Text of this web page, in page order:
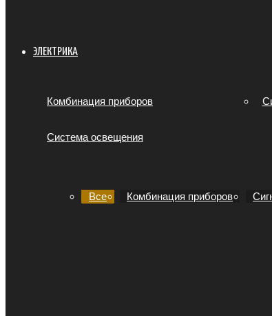
ЭЛЕКТРИКА
Комбинация приборов
Система освещения
Все Комбинация приборов